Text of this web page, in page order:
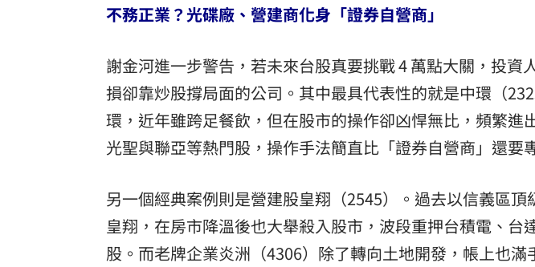
不務正業？光碟廠、營建商化身「證券自營商」
謝金河進一步警告，若未來台股真要挑戰 4 萬點大關，投資
損卻靠炒股撐局面的公司。其中最具代表性的就是中環（
環，近年雖跨足餐飲，但在股市的操作卻凶悍無比，頻繁進
光聖與聯亞等熱門股，操作手法簡直比「證券自營商」還要
另一個經典案例則是營建股皇翔（2545）。過去以信義區
皇翔，在房市降溫後也大舉殺入股市，波段重押台積電、台
股。而老牌企業炎洲（4306）除了轉向土地開發，帳上也